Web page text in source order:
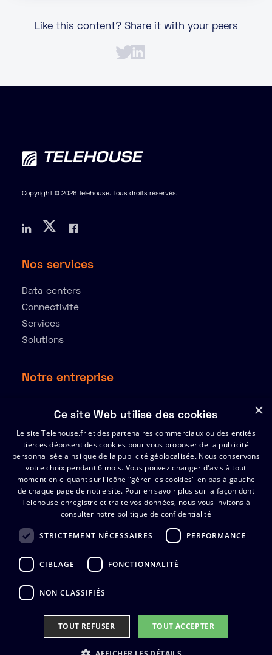
Like this content? Share it with your peers
Copyright © 2026 Telehouse. Tous droits réservés.
Nos services
Data centers
Connectivité
Services
Solutions
Notre entreprise
Ressources
Partenaires
Index de l’égalité Hommes-Femmes 2025
Support
Certificats
FAQ
Politique de Confidentialite
Politique relative aux cookies
×
Ce site Web utilise des cookies
Le site Telehouse.fr et des partenaires commerciaux ou des entités
tierces déposent des cookies pour vous proposer de la publicité
personnalisée ainsi que de la publicité géolocalisée. Nous conservons
votre choix pendant 6 mois. Vous pouvez changer d'avis à tout
moment en cliquant sur l'icône "gérer les cookies" en bas à gauche
de chaque page de notre site. Pour en savoir plus sur la façon dont
Telehouse enregistre et traite vos données, nous vous invitons à
consulter notre politique de confidentialité
STRICTEMENT NÉCESSAIRES PERFORMANCE
CIBLAGE FONCTIONNALITÉ
NON CLASSIFIÉS
TOUT ACCEPTER​
TOUT REFUSER​